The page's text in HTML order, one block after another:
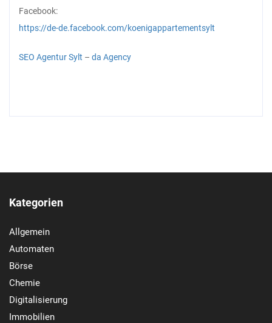
Facebook:
https://de-de.facebook.com/koenigappartementsylt
SEO Agentur Sylt – da Agency
Kategorien
Allgemein
Automaten
Börse
Chemie
Digitalisierung
Immobilien